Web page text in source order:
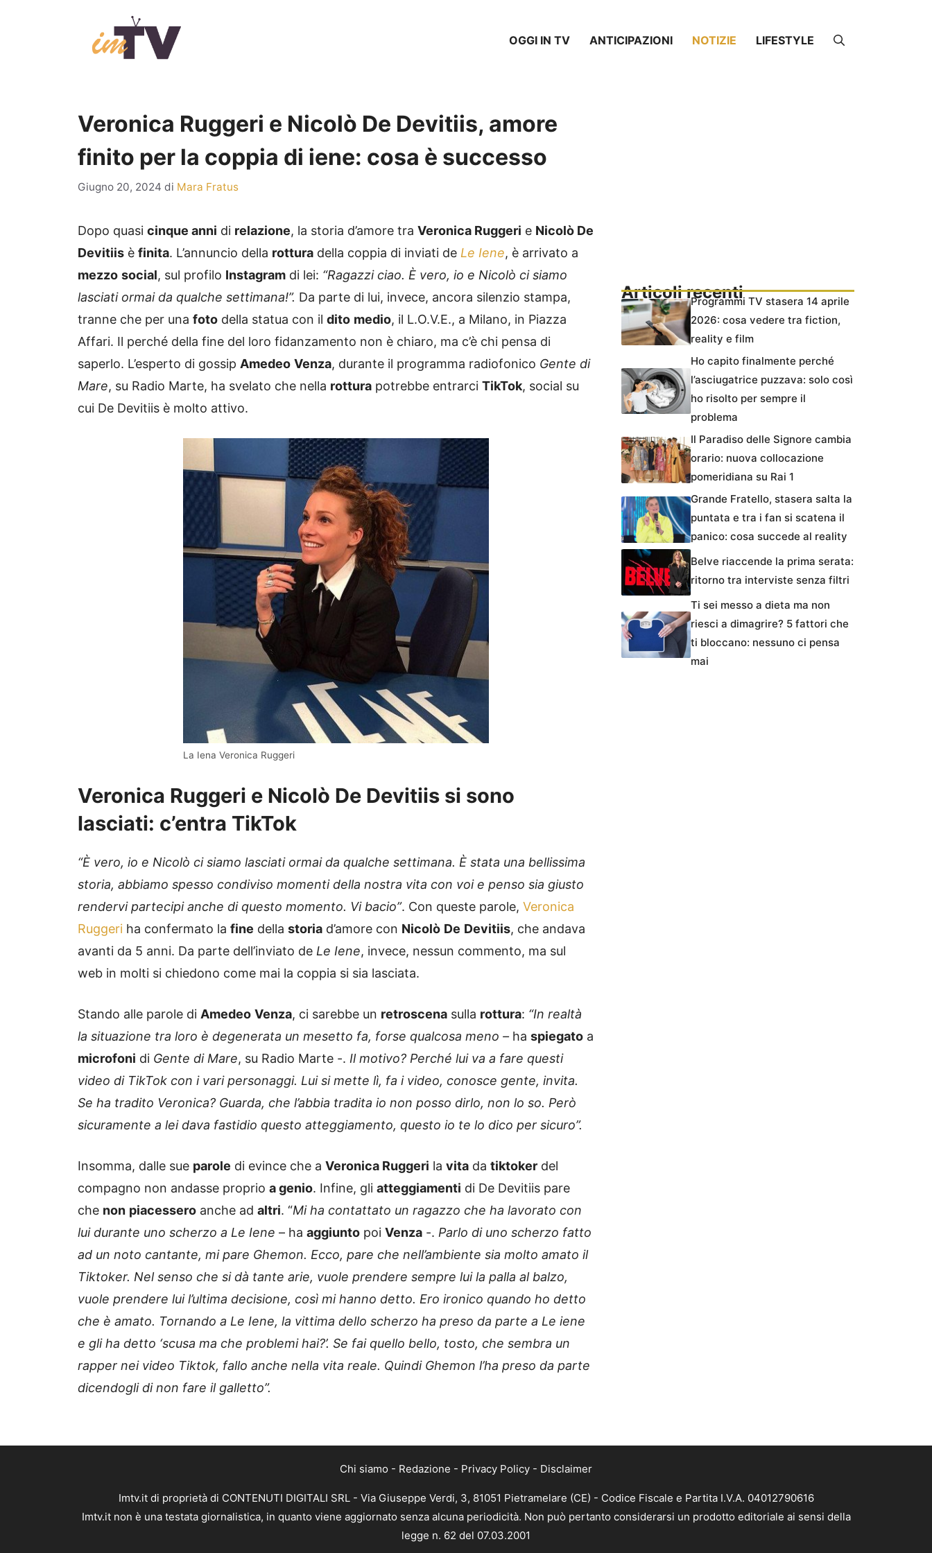
OGGI IN TV ANTICIPAZIONI NOTIZIE LIFESTYLE
Veronica Ruggeri e Nicolò De Devitiis, amore
finito per la coppia di iene: cosa è successo
Giugno 20, 2024 di Mara Fratus
Dopo quasi cinque anni di relazione, la storia d’amore tra Veronica Ruggeri e Nicolò De
Devitiis è finita. L’annuncio della rottura della coppia di inviati de Le Iene, è arrivato a
mezzo social, sul profilo Instagram di lei: “Ragazzi ciao. È vero, io e Nicolò ci siamo
lasciati ormai da qualche settimana!”. Da parte di lui, invece, ancora silenzio stampa,
tranne che per una foto della statua con il dito medio, il L.O.V.E., a Milano, in Piazza
Affari. Il perché della fine del loro fidanzamento non è chiaro, ma c’è chi pensa di
saperlo. L’esperto di gossip Amedeo Venza, durante il programma radiofonico Gente di
Mare, su Radio Marte, ha svelato che nella rottura potrebbe entrarci TikTok, social su
cui De Devitiis è molto attivo.
La Iena Veronica Ruggeri
Veronica Ruggeri e Nicolò De Devitiis si sono
lasciati: c’entra TikTok
“È vero, io e Nicolò ci siamo lasciati ormai da qualche settimana. È stata una bellissima
storia, abbiamo spesso condiviso momenti della nostra vita con voi e penso sia giusto
rendervi partecipi anche di questo momento. Vi bacio”. Con queste parole, Veronica
Ruggeri ha confermato la fine della storia d’amore con Nicolò De Devitiis, che andava
avanti da 5 anni. Da parte dell’inviato de Le Iene, invece, nessun commento, ma sul
web in molti si chiedono come mai la coppia si sia lasciata.
Stando alle parole di Amedeo Venza, ci sarebbe un retroscena sulla rottura: “In realtà
la situazione tra loro è degenerata un mesetto fa, forse qualcosa meno – ha spiegato a
microfoni di Gente di Mare, su Radio Marte -. Il motivo? Perché lui va a fare questi
video di TikTok con i vari personaggi. Lui si mette lì, fa i video, conosce gente, invita.
Se ha tradito Veronica? Guarda, che l’abbia tradita io non posso dirlo, non lo so. Però
sicuramente a lei dava fastidio questo atteggiamento, questo io te lo dico per sicuro”.
Insomma, dalle sue parole di evince che a Veronica Ruggeri la vita da tiktoker del
compagno non andasse proprio a genio. Infine, gli atteggiamenti di De Devitiis pare
che non piacessero anche ad altri. “Mi ha contattato un ragazzo che ha lavorato con
lui durante uno scherzo a Le Iene – ha aggiunto poi Venza -. Parlo di uno scherzo fatto
ad un noto cantante, mi pare Ghemon. Ecco, pare che nell’ambiente sia molto amato il
Tiktoker. Nel senso che si dà tante arie, vuole prendere sempre lui la palla al balzo,
vuole prendere lui l’ultima decisione, così mi hanno detto. Ero ironico quando ho detto
che è amato. Tornando a Le Iene, la vittima dello scherzo ha preso da parte a Le iene
e gli ha detto ‘scusa ma che problemi hai?’. Se fai quello bello, tosto, che sembra un
rapper nei video Tiktok, fallo anche nella vita reale. Quindi Ghemon l’ha preso da parte
dicendogli di non fare il galletto”.
Articoli recentiProgrammi TV stasera 14 aprile
2026: cosa vedere tra fiction,
reality e film
Ho capito finalmente perché
l’asciugatrice puzzava: solo così
ho risolto per sempre il
problema
Il Paradiso delle Signore cambia
orario: nuova collocazione
pomeridiana su Rai 1
Grande Fratello, stasera salta la
puntata e tra i fan si scatena il
panico: cosa succede al reality
Belve riaccende la prima serata:
ritorno tra interviste senza filtri
Ti sei messo a dieta ma non
riesci a dimagrire? 5 fattori che
ti bloccano: nessuno ci pensa
mai
Chi siamo - Redazione - Privacy Policy - Disclaimer
Imtv.it di proprietà di CONTENUTI DIGITALI SRL - Via Giuseppe Verdi, 3, 81051 Pietramelare (CE) - Codice Fiscale e Partita I.V.A. 04012790616
Imtv.it non è una testata giornalistica, in quanto viene aggiornato senza alcuna periodicità. Non può pertanto considerarsi un prodotto editoriale ai sensi della
legge n. 62 del 07.03.2001